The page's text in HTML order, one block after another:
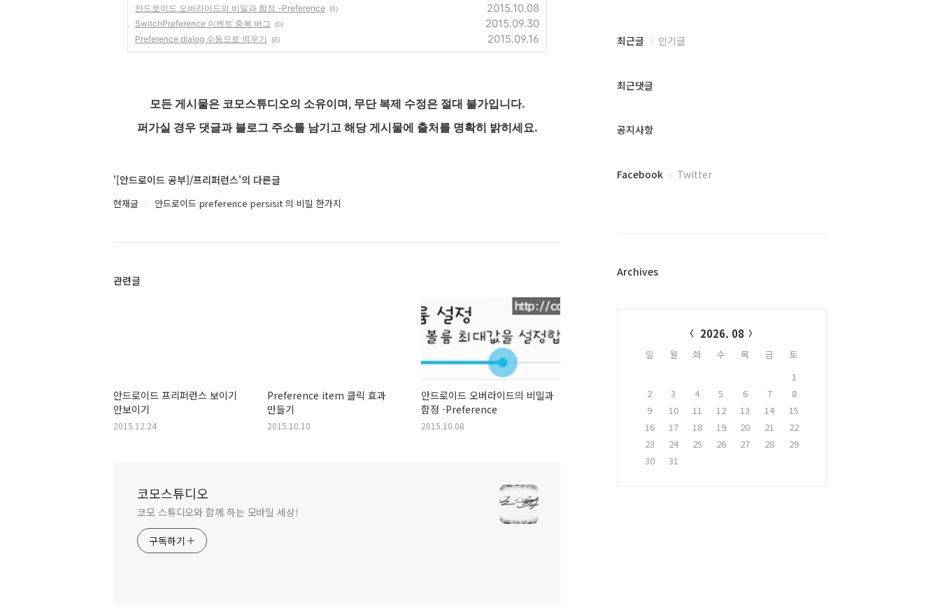
안드로이드 오버라이드의 비밀과 함정 -Preference (0) 2015.10.08
SwitchPreference 이벤트 중복 버그 (0) 2015.09.30
Preference dialog 수동으로 띄우기 (0) 2015.09.16
모든 게시물은 코모스튜디오의 소유이며, 무단 복제 수정은 절대 불가입니다.
퍼가실 경우 댓글과 블로그 주소를 남기고 해당 게시물에 출처를 명확히 밝히세요.
'[안드로이드 공부]/프리퍼런스'의 다른글
현재글 안드로이드 preference persisit 의 비밀 한가지
관련글
안드로이드 프리퍼런스 보이기
안보이기
2015.12.24
Preference item 클릭 효과
만들기
2015.10.10
안드로이드 오버라이드의 비밀과
함정 -Preference
2015.10.08
코모스튜디오
코모 스튜디오와 함께 하는 모바일 세상!
구독하기
최
과
글
최근글 인기글
최근댓글
공지사항
페
플
Facebook Twitter
Archives
2026. 08
일 월 화 수 목 금
토
1
2
3 4 5 6 7
8
9
10 11 12 13 14
15
16
17 18 19 20 21
22
23
24 25 26 27 28
29
30
31